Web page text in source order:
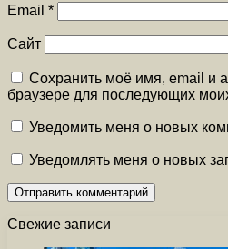
Email *
Сайт
Сохранить моё имя, email и
браузере для последующих
Уведомить меня о новых
Уведомлять меня о новых
Свежие записи